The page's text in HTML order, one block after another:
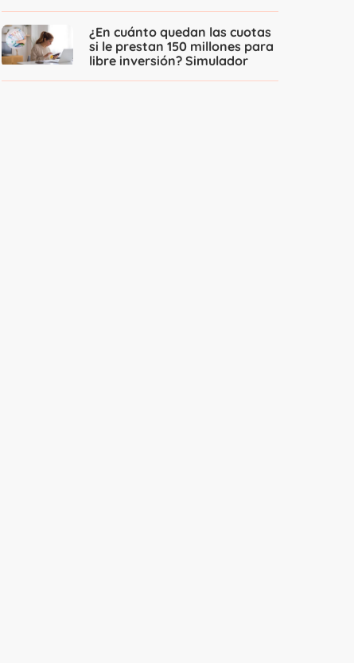
¿En cuánto quedan las cuotas
si le prestan 150 millones para
libre inversión? Simulador